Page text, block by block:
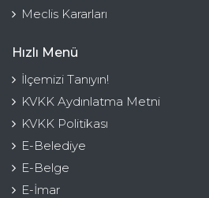
Meclis Kararları
Hızlı Menü
İlçemizi Tanıyın!
KVKK Aydınlatma Metni
KVKK Politikası
E-Belediye
E-Belge
E-İmar